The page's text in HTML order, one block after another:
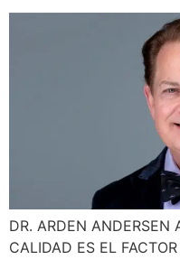
DR. ARDEN ANDERSEN
CALIDAD ES EL